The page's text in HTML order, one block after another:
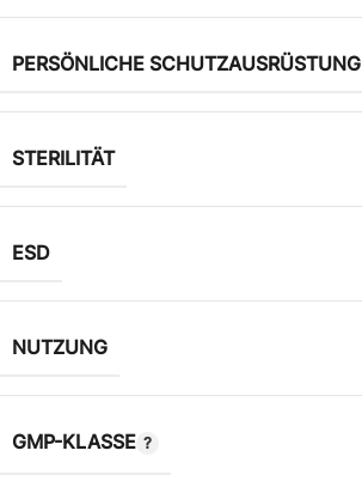
PERSÖNLICHE SCHUTZAUSRÜSTUNG
STERILITÄT
ESD
NUTZUNG
GMP-KLASSE